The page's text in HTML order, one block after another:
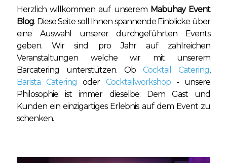
Herzlich willkommen auf unserem Mabuhay Event
Blog. Diese Seite soll Ihnen spannende Einblicke über
eine Auswahl unserer durchgeführten Events
geben. Wir sind pro Jahr auf zahlreichen
Veranstaltungen welche wir mit unserem
Barcatering unterstützen. Ob Cocktail Catering,
Barista Catering oder Cocktailworkshop- unsere
Philosophie ist immer dieselbe: Dem Gast und
Kunden ein einzigartiges Erlebnis auf dem Event zu
schenken.